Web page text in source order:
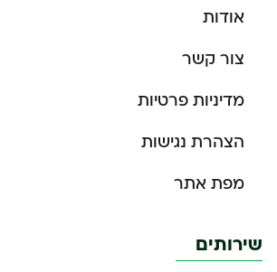
אודות
צור קשר
מדיניות פרטיות
הצהרת נגישות
מפת אתר
שירותים